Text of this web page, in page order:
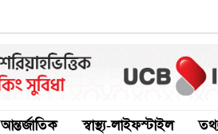
আন্তর্জাতিক স্বাস্থ্য-লাইফস্টাইল